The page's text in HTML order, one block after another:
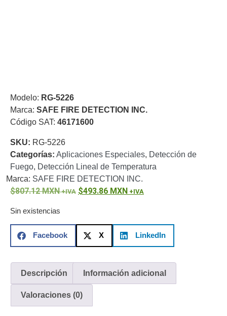
VGA,
DVILentesMicrófonosMontajes
y Brackets
CámarasPartes
o
RefaccionesProbadores
de
VideoTransceptores
de Video
Adaptador
RCAAudio
y
Modelo: RG-5226
Marca: SAFE FIRE DETECTION INC.
Código SAT: 46171600
SKU: RG-5226
Categorías: Aplicaciones Especiales, Detección de
Fuego, Detección Lineal de Temperatura
Marca: SAFE FIRE DETECTION INC.
807.12MXN 493.86 MXN
Sin existencias
Facebook X LinkedIn
Descripción Información adicional
Valoraciones (0)